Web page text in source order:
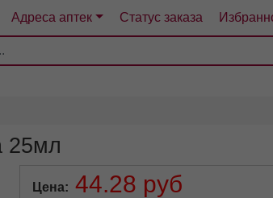
Адреса аптек Статус заказа
25мл
Цена 44.28 руб